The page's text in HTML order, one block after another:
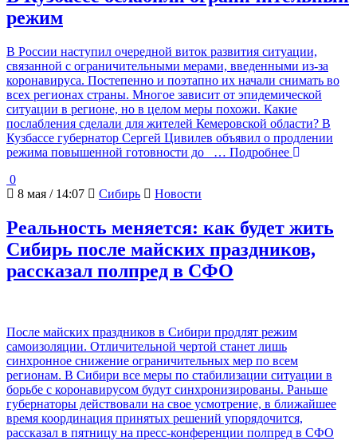
режим
В России наступил очередной виток развития ситуации,
связанной с ограничительными мерами, введенными из-за
коронавируса. Постепенно и поэтапно их начали снимать во
всех регионах страны. Многое зависит от эпидемической
ситуации в регионе, но в целом меры похожи. Какие
послабления сделали для жителей Кемеровской области? В
Кузбассе губернатор Сергей Цивилев объявил о продлении
режима повышенной готовности до
… Подробнее
0
8 мая / 14:07
Сибирь Новости
Реальность меняется: как будет жить
Сибирь после майских праздников,
рассказал полпред в СФО
После майских праздников в Сибири продлят режим
самоизоляции. Отличительной чертой станет лишь
синхронное снижение ограничительных мер по всем
регионам. В Сибири все меры по стабилизации ситуации в
борьбе с коронавирусом будут синхронизированы. Раньше
губернаторы действовали на свое усмотрение, в ближайшее
время координация принятых решений упорядочится,
рассказал в пятницу на пресс-конференции полпред в СФО